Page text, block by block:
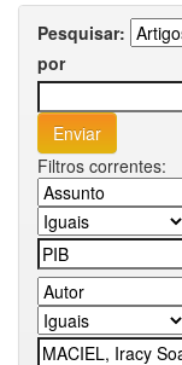
Pesquisar:
por
Filtros correntes: